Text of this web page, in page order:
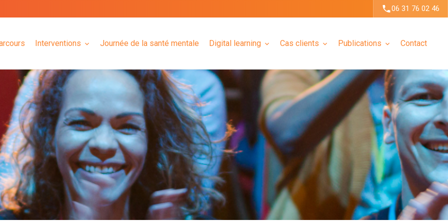
06 31 76 02 46
Interventions Journée de la santé mentale Digital learning Cas clients Publications Contact